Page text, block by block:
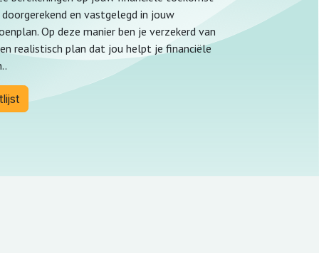
en vastgelegd in jouw
Op deze manier ben je verzekerd van
realistisch plan dat jou helpt je financiële